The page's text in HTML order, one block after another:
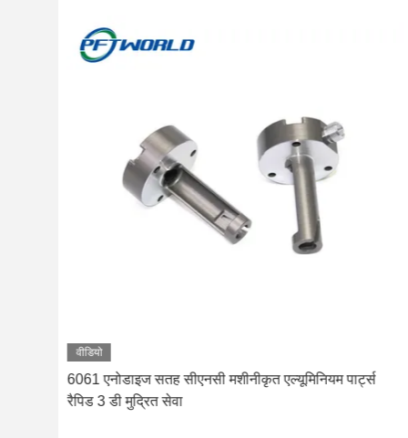
वीडियो
6061 एनोडाइज सतह सीएनसी मशीनीकृत एल्यूमिनियम पार्ट्स
रैपिड 3 डी मुद्रित सेवा